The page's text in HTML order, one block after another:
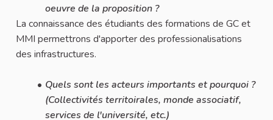
oeuvre de la proposition ?
La connaissance des étudiants des formations de GC et
MMI permettrons d'apporter des professionalisations
des infrastructures.
Quels sont les acteurs importants et pourquoi ?
(Collectivités territoirales, monde associatif,
services de l'université, etc.)